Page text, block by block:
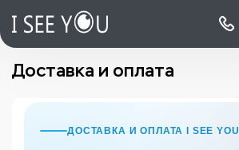
Доставка и оплата
ДОСТАВКА И ОПЛАТА I SEE YOU